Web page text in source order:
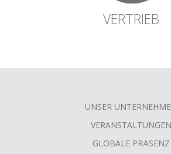
VERTRIEB
UNSER
VERANSTALTUNGEN
GLOBALE PRÄSENZ